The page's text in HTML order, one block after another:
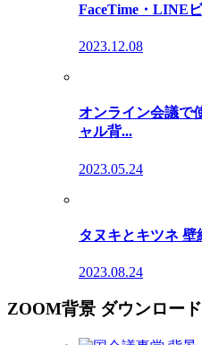
FaceTime・LINE
2023.12.08
オンライン会議で
ャル背...
2023.05.24
タヌキとキツネ 壁
2023.08.24
ZOOM背景 ダウンロー